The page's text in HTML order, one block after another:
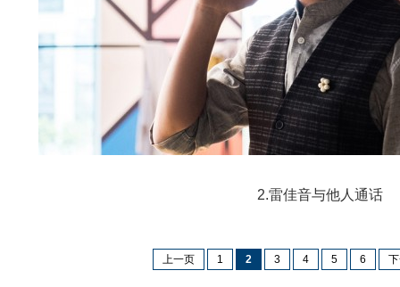
2.雷佳音与他人通话
上一页 1 2 3 4 5 6